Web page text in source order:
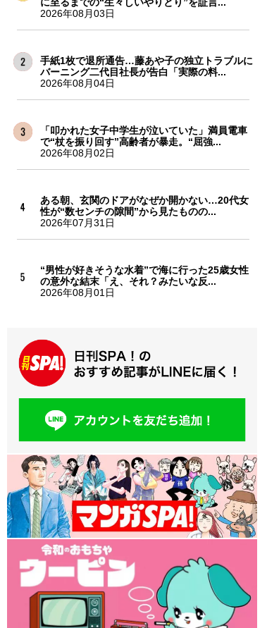
に至るまでの“生々しいやりとり”を証言...
2026年08月03日
手紙1枚で退所通告…藤あや子の独立トラブルに
バーニング二代目社長が告白「実際の料...
2026年08月04日
「叩かれた女子中学生が泣いていた」満員電車
で“杖を振り回す”高齢者が暴走。“屈強...
2026年08月02日
ある朝、玄関のドアがなぜか開かない…20代女
性が“数センチの隙間”から見たものの...
2026年07月31日
“男性が好きそうな水着”で海に行った25歳女性
の意外な結末「え、それ？みたいな反...
2026年08月01日